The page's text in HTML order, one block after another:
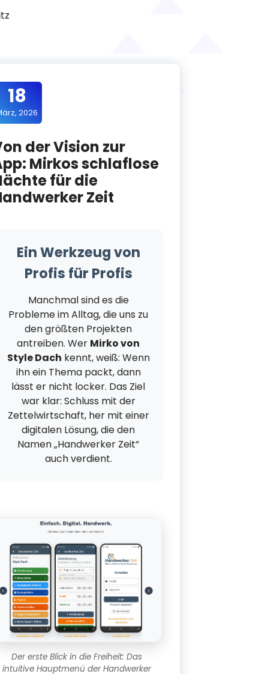
18
2026
der Vision zur
Mirkos schlaflose
für die
Zeit
Ein Werkzeug von
Profis für Profis
Manchmal sind es die
Probleme im Alltag, die uns zu
den größten Projekten
antreiben. Wer Mirko von
Style Dach kennt, weiß: Wenn
ihn ein Thema packt, dann
lässt er nicht locker. Das Ziel
war klar: Schluss mit der
Zettelwirtschaft, her mit einer
digitalen Lösung, die den
Namen „Handwerker Zeit“
auch verdient.
Der erste Blick in die Freiheit: Das
intuitive Hauptmenü der Handwerker